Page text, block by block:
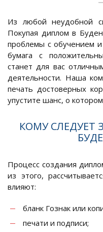
Из любой неудобной
Покупая диплом в
проблемы с обучением и
бумага с
станет для вас
деятельности. Наша
печать достоверных
упустите шанс, о
КОМУ СЛЕДУЕТ
Процесс создания
из этого,
влияют:
бланк Гознак или
печати и подписи;